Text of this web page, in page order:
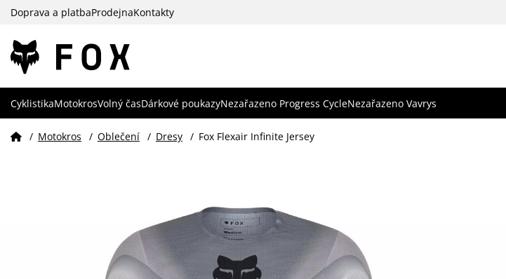
Doprava a platbaProdejnaKontakty
CyklistikaMotokrosVolný časDárkové poukazyNezařazeno Progress CycleNezařazeno Vavrys
/ Motokros / Oblečení / Dresy / Fox Flexair Infinite Jersey